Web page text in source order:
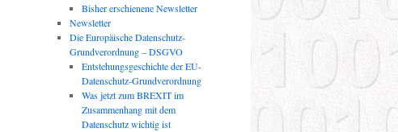
Bisher erschienene Newsletter
Newsletter
Die Europäische Datenschutz-
Grundverordnung – DSGVO
Entstehungsgeschichte der EU-
Datenschutz-Grundverordnung
Was jetzt zum BREXIT im
Zusammenhang mit dem
Datenschutz wichtig ist